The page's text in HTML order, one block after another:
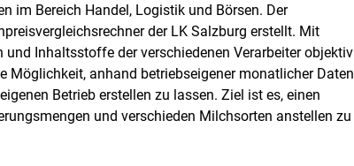
im Bereich Handel, Logistik und Börsen. Der
der LK Salzburg erstellt. Mit
Inhaltsstoffe der verschiedenen Verarbeiter objektiv
Möglichkeit, anhand betriebseigener monatlicher Daten
Betrieb erstellen zu lassen. Ziel ist es, einen
und verschieden Milchsorten anstellen zu